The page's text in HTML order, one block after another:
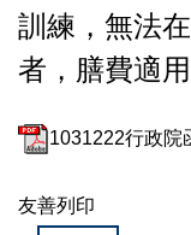
訓練，無法
者，膳費適用
1031222行政院
友善列印